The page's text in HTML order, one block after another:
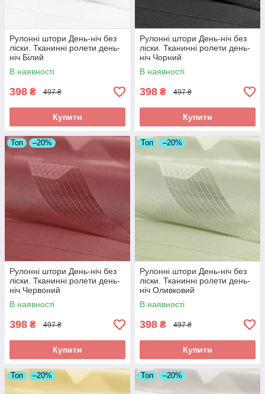
Рулонні штори День-ніч без
ліски. Тканинні ролети день-
ніч Білий
В наявності
398 ₴ 497 ₴
Купити
Рулонні штори День-ніч без
ліски. Тканинні ролети день-
ніч Чорний
В наявності
398 ₴ 497 ₴
Купити
Топ –20%
Рулонні штори День-ніч без
ліски. Тканинні ролети день-
ніч Червоний
В наявності
398 ₴ 497 ₴
Купити
Топ –20%
Рулонні штори День-ніч без
ліски. Тканинні ролети день-
ніч Оливковий
В наявності
398 ₴ 497 ₴
Купити
Топ –20% Топ –20%